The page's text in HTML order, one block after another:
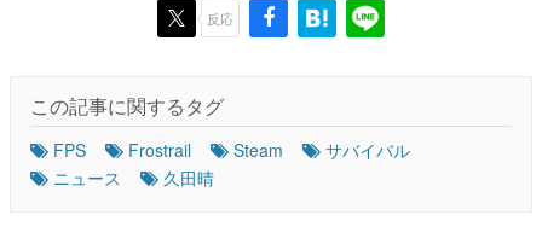
反応
この記事に関するタグ
FPS Frostrail Steam
サバイバル
ニュース
久田晴